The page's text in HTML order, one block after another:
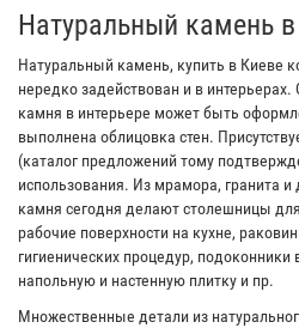
Натуральный камень в
Натуральный камень, купить в Киеве
нередко задействован и в
камня в интерьере может быть
выполнена облицовка стен.
(каталог предложений тому
использования. Из мрамора, гранита и
камня сегодня делают столешницы
рабочие поверхности на кухне,
гигиенических процедур,
напольную и настенную плитку и пр.
Множественные детали из